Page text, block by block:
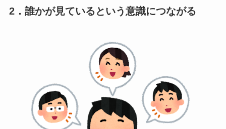
2．誰かが見ているという意識につながる